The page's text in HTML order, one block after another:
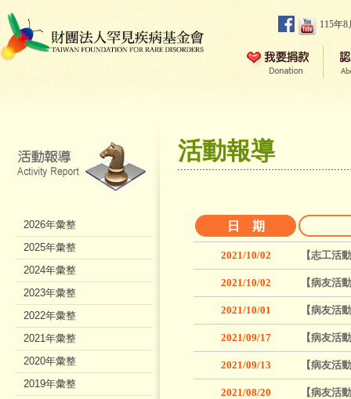
115年
活動報導
日 期
2021/10/02 【志工活
2021/10/02 【病友活
2021/10/01 【病友活
2021/09/17 【病友活
2021/09/13 【病友活
2021/08/20 【病友活
2026年彙整
2025年彙整
2024年彙整
2023年彙整
2022年彙整
2021年彙整
2020年彙整
2019年彙整